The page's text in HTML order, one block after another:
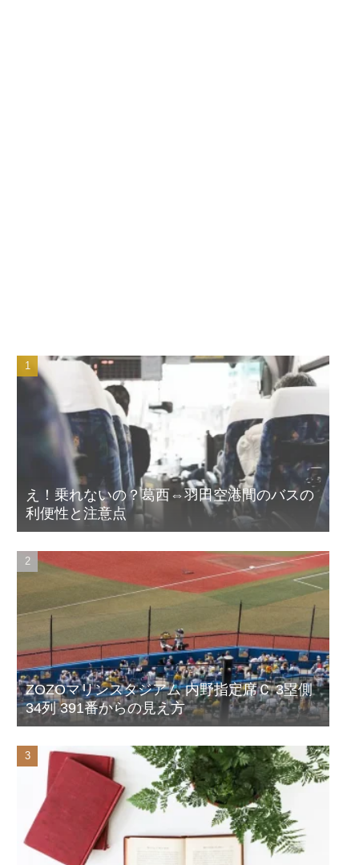
え！乗れないの？葛西⇔羽田空港間のバスの
利便性と注意点
ZOZOマリンスタジアム 内野指定席Ｃ 3塁側
34列 391番からの見え方